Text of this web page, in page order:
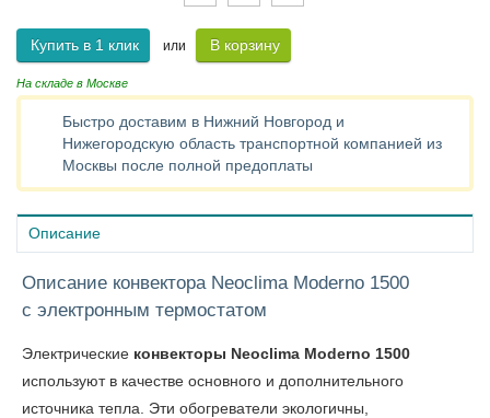
Купить в 1 клик или В корзину
На складе в Москве
Быстро доставим в Нижний Новгород и
Нижегородскую область транспортной компанией из
Москвы после полной предоплаты
Описание
Описание конвектора Neoclima Moderno 1500
с электронным термостатом
Электрические конвекторы Neoclima Moderno 1500
используют в качестве основного и дополнительного
источника тепла. Эти обогреватели экологичны,